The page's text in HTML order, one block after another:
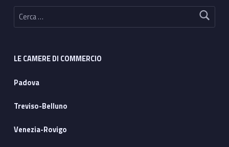
Ricerca per:
LE CAMERE DI COMMERCIO
Padova
Treviso-Belluno
Venezia-Rovigo